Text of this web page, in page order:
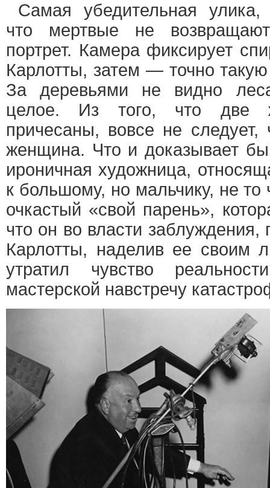
Самая убедительная улика,
что мертвые не
портрет. Камера фиксирует
Карлотты, затем — точно
За деревьями не видно
целое. Из того, что две
причесаны, вовсе не
женщина. Что и доказывает
ироничная художница,
к большому, но мальчику, не то
очкастый «свой парень»,
что он во власти заблуждения,
Карлотты, наделив ее своим
утратил чувство
мастерской навстречу